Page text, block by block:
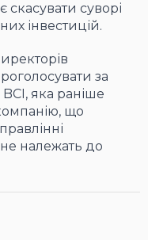
скасувати суворі
інвестицій.
за
яка раніше
що
належать до